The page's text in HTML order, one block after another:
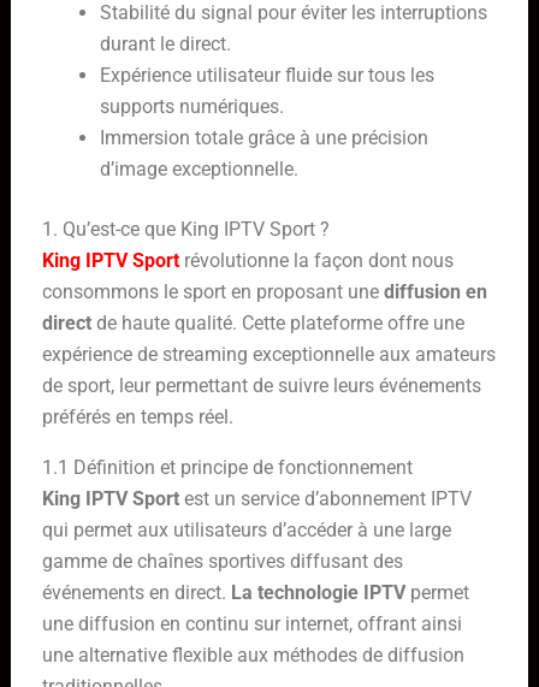
Stabilité du signal pour éviter les interruptions
durant le direct.
Expérience utilisateur fluide sur tous les
supports numériques.
Immersion totale grâce à une précision
d’image exceptionnelle.
1. Qu’est-ce que King IPTV Sport ?
King IPTV Sportrévolutionne la façon dont nous
consommons le sport en proposant une diffusion en
directde haute qualité. Cette plateforme offre une
expérience de streaming exceptionnelle aux amateurs
de sport, leur permettant de suivre leurs événements
préférés en temps réel.
1.1 Définition et principe de fonctionnement
King IPTV Sportest un service d’abonnement IPTV
qui permet aux utilisateurs d’accéder à une large
gamme de chaînes sportives diffusant des
événements en direct. La technologie IPTVpermet
une diffusion en continu sur internet, offrant ainsi
une alternative flexible aux méthodes de diffusion